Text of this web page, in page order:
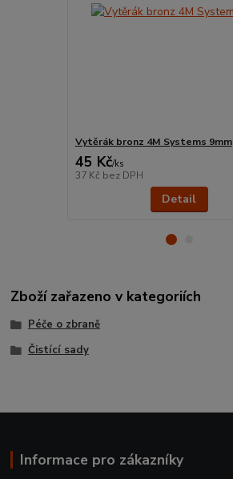
Vytěrák bronz 4M Systems 9mm
45 Kč/ks
37 Kč bez DPH
Detail
Zboží zařazeno v kategoriích
Péče o zbraně
Čistící sady
Informace pro zákazníky